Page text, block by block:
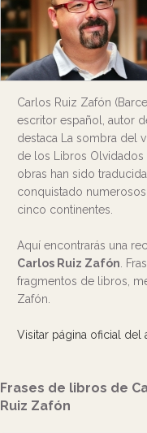
Carlos Ruiz Zafón
escritor español, autor
destaca La sombra del
de los Libros Olvidados
obras han sido
conquistado
cinco continentes.
Aquí encontrarás una
Carlos Ruiz Zafón .
fragmentos de libros,
Zafón.
Visitar página oficial del
Frases de libros de
Ruiz Zafón